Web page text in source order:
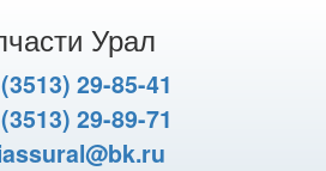
Урал
29-85-41
29-89-71